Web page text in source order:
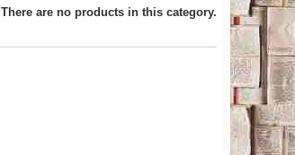
There are no products in this category.